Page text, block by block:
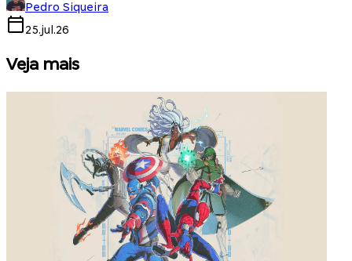
Pedro Siqueira
25.jul.26
Veja mais